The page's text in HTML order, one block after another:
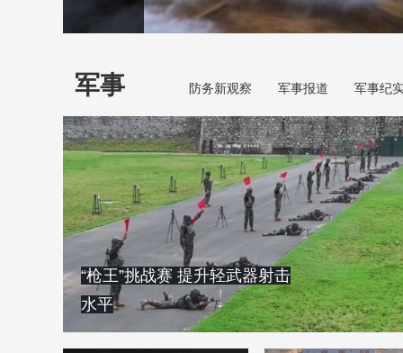
温26摄氏度，是避暑休闲佳地。
军事 防务新观察 军事报道 军事纪
“枪王”挑战赛 提升轻武器射击
水平